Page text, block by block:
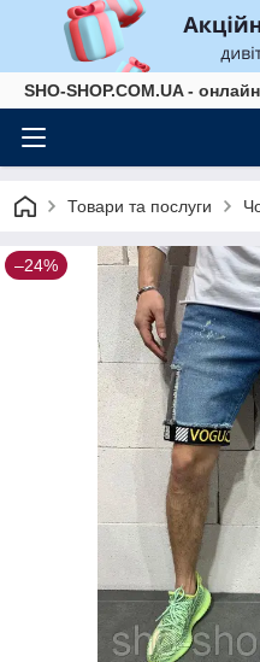
SHO-SHOP.COM.UA -
Товари та послуги
–24%